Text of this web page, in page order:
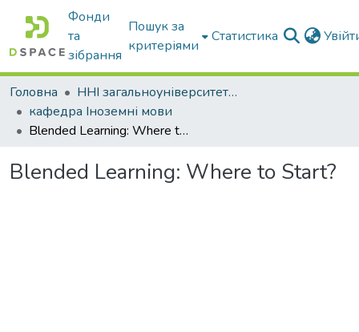
Фонди
та
зібрання
Пошук за
критеріями
Статистика
Головна
ННІ загальноуніверситетської підготовки
кафедра Іноземні мови
Blended Learning: Where to Start?
Blended Learning: Where to Start?